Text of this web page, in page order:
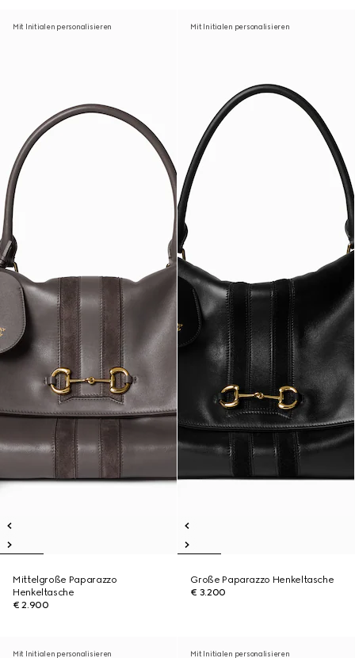
Mit Initialen personalisieren
Mittelgroße Paparazzo
Henkeltasche
€ 2.900
Mit Initialen personalisieren
Große Paparazzo Henkeltasche
€ 3.200
Mit Initialen personalisieren Mit Initialen personalisieren